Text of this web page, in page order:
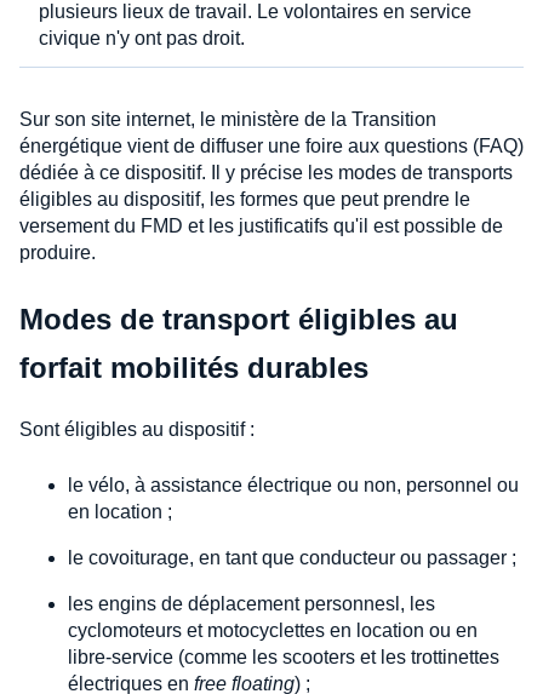
plusieurs lieux de travail. Le volontaires en service
civique n'y ont pas droit.
Sur son site internet, le ministère de la Transition
énergétique vient de diffuser une foire aux questions (FAQ)
dédiée à ce dispositif. Il y précise les modes de transports
éligibles au dispositif, les formes que peut prendre le
versement du FMD et les justificatifs qu'il est possible de
produire.
Modes de transport éligibles au
forfait mobilités durables
Sont éligibles au dispositif :
le vélo, à assistance électrique ou non, personnel ou
en location ;
le covoiturage, en tant que conducteur ou passager ;
les engins de déplacement personnesl, les
cyclomoteurs et motocyclettes en location ou en
libre-service (comme les scooters et les trottinettes
électriques en free floating) ;